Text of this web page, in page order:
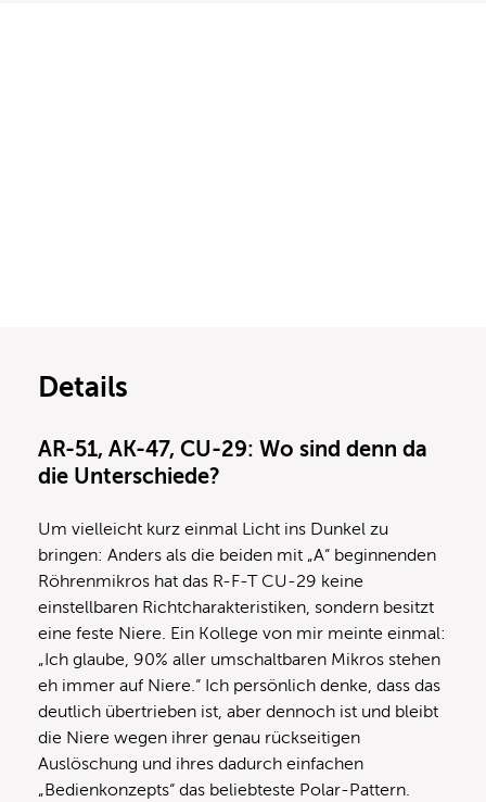
Details
AR-51, AK-47, CU-29: Wo sind denn da
die Unterschiede?
Um vielleicht kurz einmal Licht ins Dunkel zu
bringen: Anders als die beiden mit „A“ beginnenden
Röhrenmikros hat das R-F-T CU-29 keine
einstellbaren Richtcharakteristiken, sondern besitzt
eine feste Niere. Ein Kollege von mir meinte einmal:
„Ich glaube, 90% aller umschaltbaren Mikros stehen
eh immer auf Niere.“ Ich persönlich denke, dass das
deutlich übertrieben ist, aber dennoch ist und bleibt
die Niere wegen ihrer genau rückseitigen
Auslöschung und ihres dadurch einfachen
„Bedienkonzepts“ das beliebteste Polar-Pattern.